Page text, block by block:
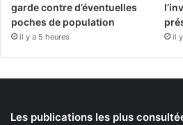
garde contre d’éventuelles
poches de population
il y a 5 heures il
Les publications les plus